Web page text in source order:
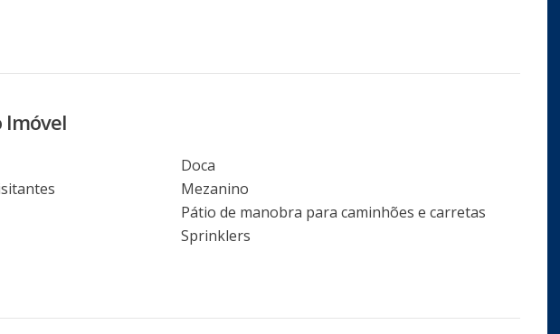
de motoristas; refeitório e vestiários. Excelente
25 km do centro de Porto Alegre. Disponível rede de água,
Imóvel
Doca
Mezanino
Pátio de manobra para caminhões e carretas
Sprinklers